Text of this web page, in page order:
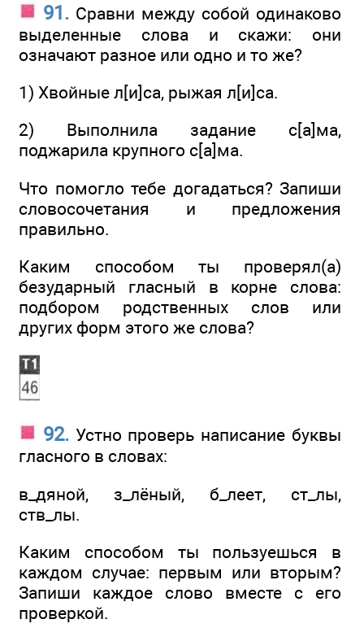
91. Сравни между собой одинаково
выделенные слова и скажи: они
означают разное или одно и то же?
1) Хвойные л[и]са, рыжая л[и]са.
2) Выполнила задание с[а]ма,
поджарила крупного с[а]ма.
Что помогло тебе догадаться? Запиши
словосочетания и предложения
правильно.
Каким способом ты проверял(а)
безударный гласный в корне слова:
подбором родственных слов или
других форм этого же слова?
92.Устно проверь написание буквы
гласного в словах:
в_дяной, з_лёный, б_леет, ст_лы,
ств_лы.
Каким способом ты пользуешься в
каждом случае: первым или вторым?
Запиши каждое слово вместе с его
проверкой.